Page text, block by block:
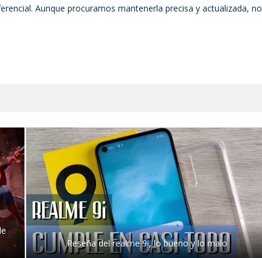
Aunque procuramos mantenerla precisa y actualizada, no
Reseña del realme 9i, lo bueno y lo malo